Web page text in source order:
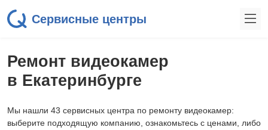
Сервисные центры
Ремонт видеокамер
в Екатеринбурге
Мы нашли 43 сервисных центра по ремонту видеокамер:
выберите подходящую компанию, ознакомьтесь с ценами, либо